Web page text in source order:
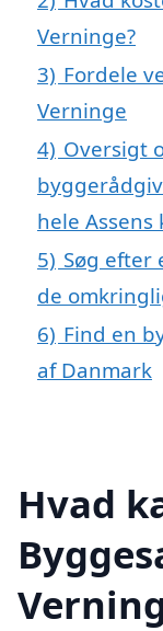
Verninge?
3) Fordele
Verninge
4) Oversigt
hele Assens
5) Søg efter
de
6) Find en
af Danmark
Hvad